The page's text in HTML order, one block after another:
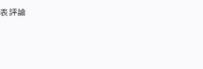
評論